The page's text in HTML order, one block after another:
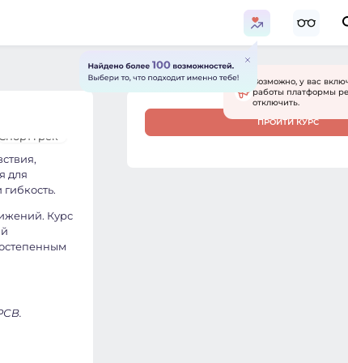
для
Курс
ПРОЙТИ КУРС
Возможно, у вас
работы платформы
отключить.